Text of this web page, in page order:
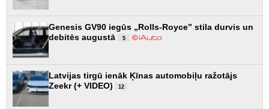
Genesis GV90 iegūs „Rolls-Royce” stila durvis un
debitēs augustā
5
Latvijas tirgū ienāk Ķīnas automobiļu ražotājs
Zeekr (+ VIDEO)
12